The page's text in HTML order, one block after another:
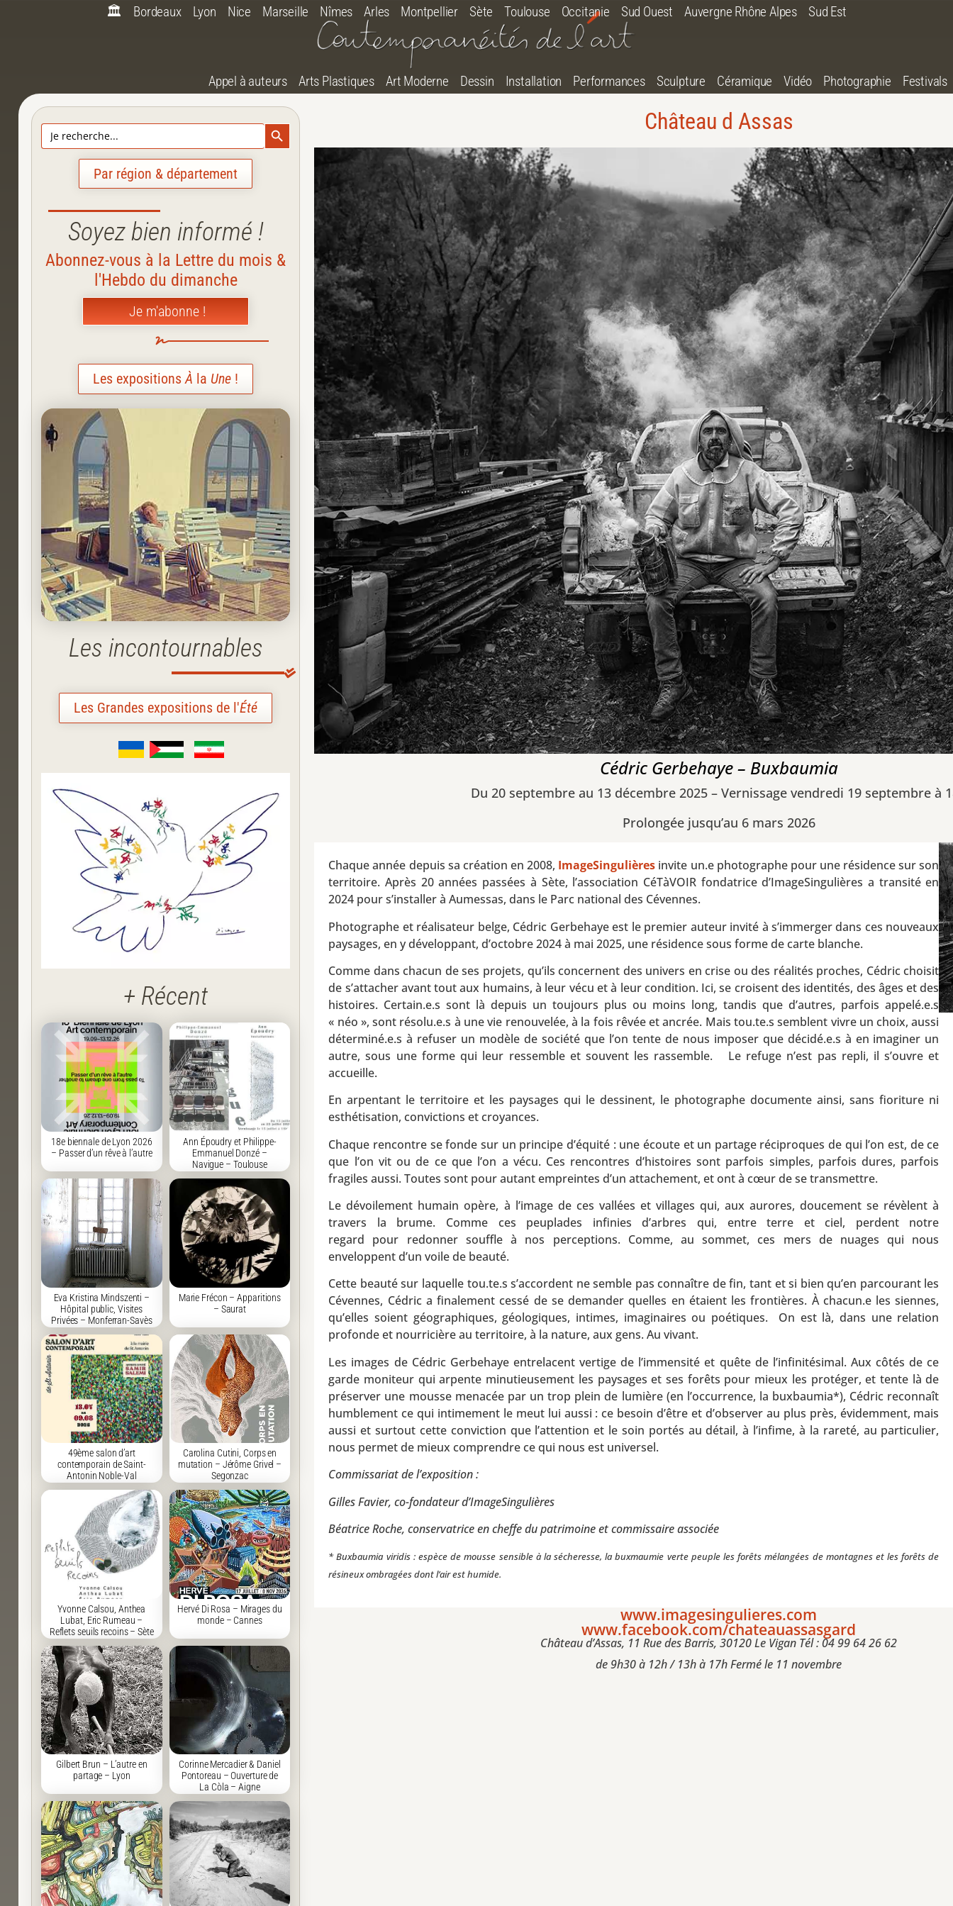
🏛️ Bordeaux Lyon Nice Marseille Nîmes Arles Montpellier Sète Toulouse Occitanie Sud Ouest Auvergne Rhône Alpes Sud Est
Appel à auteurs Arts Plastiques Art Moderne Dessin Installation Performances Sculpture Céramique Vidéo Photographie Festivals
Search
for:
Search Button
Par région & département
Soyez bien informé !
Abonnez-vous à la Lettre du mois &
l'Hebdo du dimanche
Je m'abonne !
Les expositionsÀ la Une !
Les incontournables
Les Grandes expositions de l'Été
+ Récent
18e biennale de Lyon 2026
– Passer d’un rêve à l’autre
Ann Époudry et Philippe-
Emmanuel Donzé –
Navigue – Toulouse
Eva Kristina Mindszenti –
Hôpital public, Visites
Privées – Monferran-Savès
Marie Frécon – Apparitions
– Saurat
49ème salon d’art
contemporain de Saint-
Antonin Noble-Val
Carolina Cutini, Corps en
mutation – Jérôme Grivel –
Segonzac
Yvonne Calsou, Anthea
Lubat, Eric Rumeau –
Reflets seuils recoins – Sète
Hervé Di Rosa – Mirages du
monde – Cannes
Gilbert Brun – L’autre en
partage – Lyon
Corinne Mercadier & Daniel
Pontoreau – Ouverture de
La Còla – Aigne
Château d Assas
Cédric Gerbehaye – Buxbaumia
Du 20 septembre au 13 décembre 2025 – Vernissage vendredi 19 septembre à
Prolongée jusqu’au 6 mars 2026
Chaque année depuis sa création en 2008, ImageSingulières invite un.e photographe pour une résidence sur son
territoire. Après 20 années passées à Sète, l’association CéTàVOIR fondatrice d’ImageSingulières a transité en
2024 pour s’installer à Aumessas, dans le Parc national des Cévennes.
Photographe et réalisateur belge, Cédric Gerbehaye est le premier auteur invité à s’immerger dans ces nouveaux
paysages, en y développant, d’octobre 2024 à mai 2025, une résidence sous forme de carte blanche.
Comme dans chacun de ses projets, qu’ils concernent des univers en crise ou des réalités proches, Cédric choisit
de s’attacher avant tout aux humains, à leur vécu et à leur condition. Ici, se croisent des identités, des âges et des
histoires. Certain.e.s sont là depuis un toujours plus ou moins long, tandis que d’autres, parfois appelé.e.s
« néo », sont résolu.e.s à une vie renouvelée, à la fois rêvée et ancrée. Mais tou.te.s semblent vivre un choix, aussi
déterminé.e.s à refuser un modèle de société que l’on tente de nous imposer que décidé.e.s à en imaginer un
autre, sous une forme qui leur ressemble et souvent les rassemble. Le refuge n’est pas repli, il s’ouvre et
accueille.
En arpentant le territoire et les paysages qui le dessinent, le photographe documente ainsi, sans fioriture ni
esthétisation, convictions et croyances.
Chaque rencontre se fonde sur un principe d’équité : une écoute et un partage réciproques de qui l’on est, de ce
que l’on vit ou de ce que l’on a vécu. Ces rencontres d’histoires sont parfois simples, parfois dures, parfois
fragiles aussi. Toutes sont pour autant empreintes d’un attachement, et ont à cœur de se transmettre.
Le dévoilement humain opère, à l’image de ces vallées et villages qui, aux aurores, doucement se révèlent à
travers la brume. Comme ces peuplades infinies d’arbres qui, entre terre et ciel, perdent notre
regard pour redonner souffle à nos perceptions. Comme, au sommet, ces mers de nuages qui nous
enveloppent d’un voile de beauté.
Cette beauté sur laquelle tou.te.s s’accordent ne semble pas connaître de fin, tant et si bien qu’en parcourant les
Cévennes, Cédric a finalement cessé de se demander quelles en étaient les frontières. À chacun.e les siennes,
qu’elles soient géographiques, géologiques, intimes, imaginaires ou poétiques. On est là, dans une relation
profonde et nourricière au territoire, à la nature, aux gens. Au vivant.
Les images de Cédric Gerbehaye entrelacent vertige de l’immensité et quête de l’infinitésimal. Aux côtés de ce
garde moniteur qui arpente minutieusement les paysages et ses forêts pour mieux les protéger, et tente là de
préserver une mousse menacée par un trop plein de lumière (en l’occurrence, la buxbaumia*), Cédric reconnaît
humblement ce qui intimement le meut lui aussi : ce besoin d’être et d’observer au plus près, évidemment, mais
aussi et surtout cette conviction que l’attention et le soin portés au détail, à l’infime, à la rareté, au particulier,
nous permet de mieux comprendre ce qui nous est universel.
Commissariat de l’exposition :
Gilles Favier, co-fondateur d’ImageSingulières
Béatrice Roche, conservatrice en cheffe du patrimoine et commissaire associée
* Buxbaumia viridis : espèce de mousse sensible à la sécheresse, la buxmaumie verte peuple les forêts mélangées de montagnes et les forêts de
résineux ombragées dont l’air est humide.
www.imagesingulieres.com
www.facebook.com/chateauassasgard
Château d’Assas, 11 Rue des Barris, 30120 Le Vigan Tél : 04 99 64 26 62
de 9h30 à 12h / 13h à 17h Fermé le 11 novembre